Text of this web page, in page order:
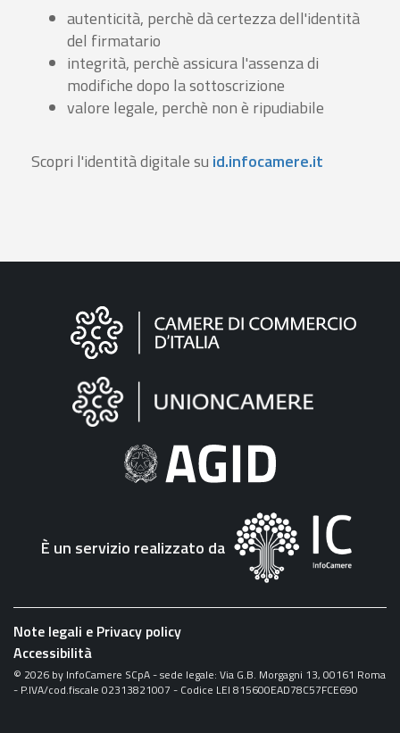
autenticità, perchè dà certezza dell'identità
del firmatario
integrità, perchè assicura l'assenza di
modifiche dopo la sottoscrizione
valore legale, perchè non è ripudiabile
Scopri l'identità digitale su id.infocamere.it
Informazioni
"Fattura
Elettronica"
È un servizio realizzato da
Note legali e Privacy policy
Accessibilità
© 2026 by InfoCamere SCpA - sede legale: Via G.B. Morgagni 13, 00161 Roma
- P.IVA/cod.fiscale 02313821007 - Codice LEI 815600EAD78C57FCE690